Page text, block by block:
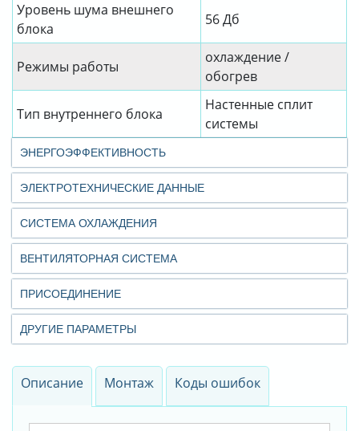
Уровень шума внешнего
блока
56 Дб
Режимы работы
охлаждение /
обогрев
Тип внутреннего блока
Настенные сплит
системы
ЭНЕРГОЭФФЕКТИВНОСТЬ
ЭЛЕКТРОТЕХНИЧЕСКИЕ ДАННЫЕ
СИСТЕМА ОХЛАЖДЕНИЯ
ВЕНТИЛЯТОРНАЯ СИСТЕМА
ПРИСОЕДИНЕНИЕ
ДРУГИЕ ПАРАМЕТРЫ
Описание Монтаж Коды ошибок